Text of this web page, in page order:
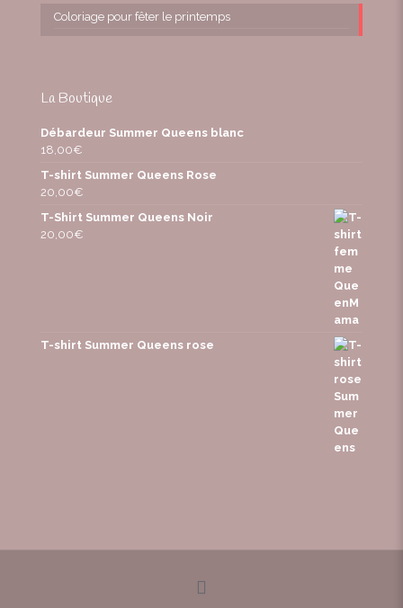
Coloriage pour fêter le printemps
La Boutique
Débardeur Summer Queens blanc
18,00€
T-shirt Summer Queens Rose
20,00€
T-Shirt Summer Queens Noir
20,00€
T-shirt Summer Queens rose